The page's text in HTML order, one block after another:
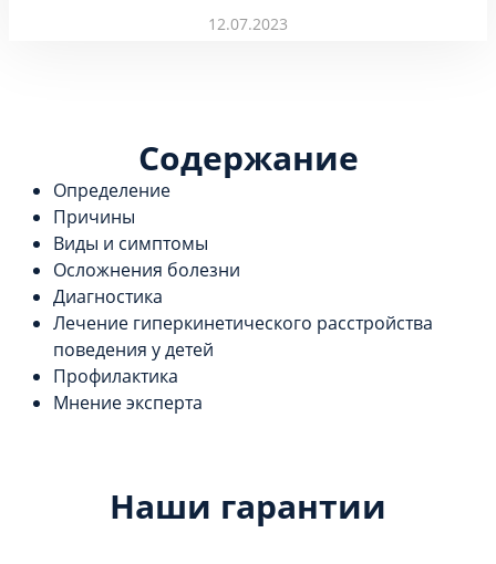
12.07.2023
Содержание
Определение
Причины
Виды и симптомы
Осложнения болезни
Диагностика
Лечение гиперкинетического расстройства
поведения у детей
Профилактика
Мнение эксперта
Наши гарантии